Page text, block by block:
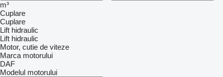
m³
Cuplare
Cuplare
Lift hidraulic
Lift hidraulic
Motor, cutie de viteze
Marca motorului
DAF
Modelul motorului